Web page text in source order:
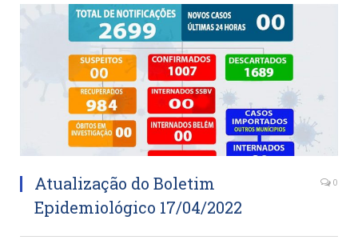
Atualização do Boletim
Epidemiológico 17/04/2022
0